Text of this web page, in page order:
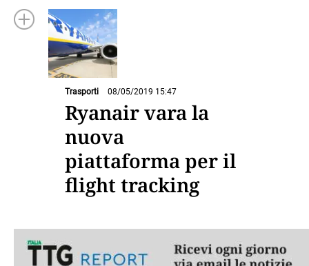
Trasporti 08/05/2019 15:47
Ryanair vara la
nuova
piattaforma per il
flight tracking